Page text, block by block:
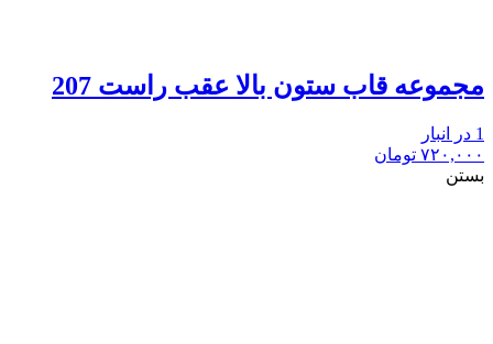
مجموعه قاب ستون بالا عقب راست 207
1 در انبار
۷۲۰,۰۰۰ تومان
بستن